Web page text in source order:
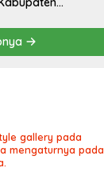
gallery pada
mengaturnya pada